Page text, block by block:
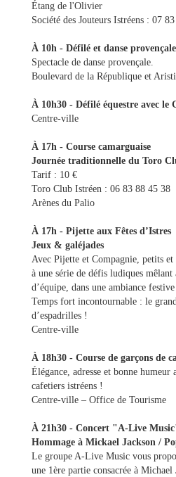
Infos
|
Circulation
Étang de l'Olivier
Société des Jouteurs Istréens : 07
À 10h - Défilé et danse
Spectacle de danse provençale.
Boulevard de la République et
À 10h30 - Défilé équestre avec le
Centre-ville
À 17h - Course camarguaise
Journée traditionnelle du Toro
Tarif : 10 €
Toro Club Istréen : 06 83 88 45 38
Arènes du Palio
À 17h - Pijette aux Fêtes d’Istres
Jeux & galéjades
Avec Pijette et Compagnie, petits
à une série de défis ludiques
d’équipe, dans une ambiance
Temps fort incontournable : le
d’espadrilles !
Centre-ville
À 18h30 - Course de garçons de
Élégance, adresse et bonne humeur
cafetiers istréens !
Centre-ville – Office de Tourisme
À 21h30 - Concert "A-Live
Hommage à Mickael Jackson /
Le groupe A-Live Music vous
une 1ère partie consacrée à